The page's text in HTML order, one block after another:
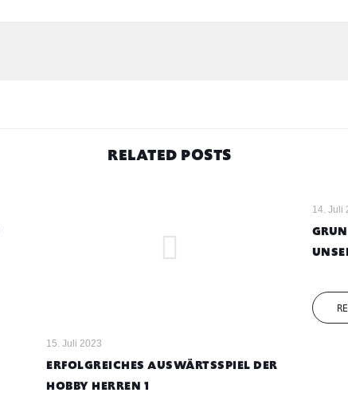
RELATED POSTS
15. Juli 2023
ERFOLGREICHES AUSWÄRTSSPIEL DER
HOBBY HERREN 1
14. Juli